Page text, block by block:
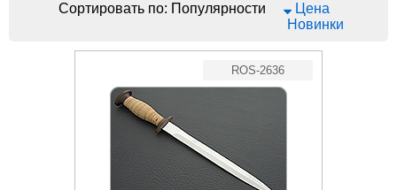
Сортировать по: Популярности
Цена
Новинки
ROS-2636